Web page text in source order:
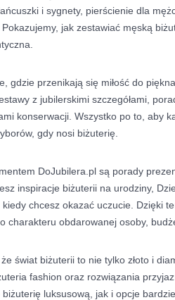
i sygnety, pierścienie dla
jak zestawiać męską
gdzie przenikają się miłość do
z jubilerskimi szczegółami,
konserwacji. Wszystko po to, aby
gdy nosi biżuterię.
DoJubilera.pl są porady
inspiracje biżuterii na urodziny,
chcesz okazać uczucie. Dzięki
charakteru obdarowanej osoby,
świat biżuterii to nie tylko złoto i
fashion oraz rozwiązania
luksusową, jak i opcje